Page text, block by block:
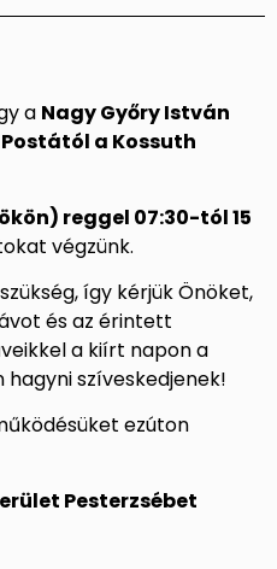
a Nagy Győry István
a Kossuth
reggel 07:30-tól 15
végzünk.
így kérjük Önöket,
és az érintett
a kiírt napon a
szíveskedjenek!
ezúton
Pesterzsébet